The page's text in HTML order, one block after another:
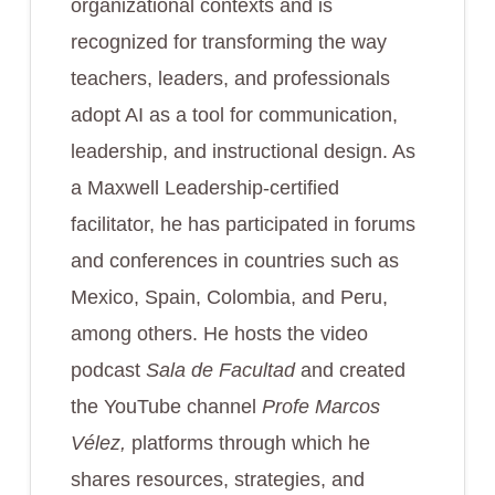
organizational contexts and is
recognized for transforming the way
teachers, leaders, and professionals
adopt AI as a tool for communication,
leadership, and instructional design. As
a Maxwell Leadership-certified
facilitator, he has participated in forums
and conferences in countries such as
Mexico, Spain, Colombia, and Peru,
among others. He hosts the video
podcast Sala de Facultadand created
the YouTube channel Profe Marcos
Vélez, platforms through which he
shares resources, strategies, and